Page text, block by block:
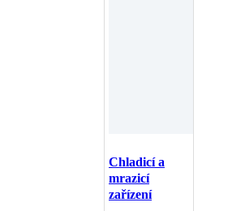
Chladicí a
mrazicí
zařízení